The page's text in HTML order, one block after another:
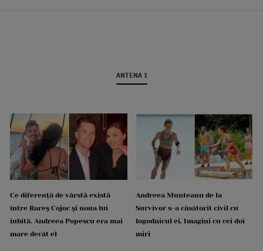
ANTENA 1
Ce diferență de vârstă există
între Rareș Cojoc și noua lui
iubită. Andreea Popescu era mai
mare decât el
Andreea Munteanu de la
Survivor s-a căsătorit civil cu
logodnicul ei. Imagini cu cei doi
miri